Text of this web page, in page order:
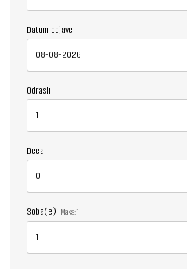
Datum odjave
Odrasli
Deca
Soba(e) Maks:1